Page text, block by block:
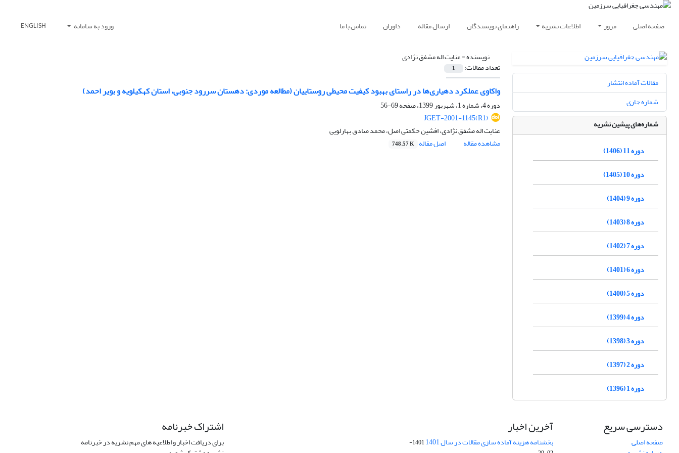
صفحه اصلی مرور اطلاعات نشریه راهنمای نویسندگان ارسال مقاله داوران تماس با ما ورود به سامانه ENGLISH
نویسنده =عنایت اله مشفق نژادی
تعداد مقالات: 1
واکاوی عملکرد دهیاری‌ها در راستای بهبود کیفیت محیطی روستاییان (مطالعه موردی: دهستان سررود جنوبی، استان کهکیلویه و بویر احمد)
دوره 4، شماره 1، شهریور 1399، صفحه
69-56
JGET-2001-1145(R1)
عنایت اله مشفق نژادی، افشین حکمتی اصل، محمد صادق بهارلویی
مشاهده مقاله
اصل مقاله 748.57 K
مقالات آماده انتشار
شماره جاری
شماره‌های پیشین نشریه
دوره 11 (1406)
دوره 10 (1405)
دوره 9 (1404)
دوره 8 (1403)
دوره 7 (1402)
دوره 6 (1401)
دوره 5 (1400)
دوره 4 (1399)
دوره 3 (1398)
دوره 2 (1397)
دوره 1 (1396)
دسترسی سریع
صفحه اصلی
آخرین اخبار
بخشنامه هزینه آماده سازی مقالات در سال 1401
1401-
اشتراک خبرنامه
برای دریافت اخبار و اطلاعیه های مهم نشریه در خبرنامه